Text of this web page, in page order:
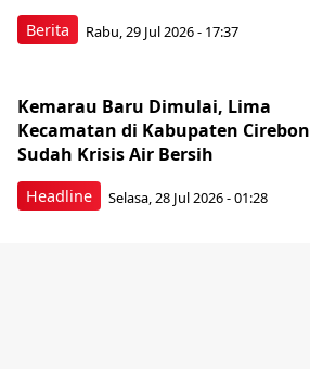
Berita Rabu, 29 Jul 2026 - 17:37
Headline
Kemarau Baru Dimulai, Lima
Kecamatan di Kabupaten Cirebon
Sudah Krisis Air Bersih
Selasa, 28 Jul 2026 - 01:28